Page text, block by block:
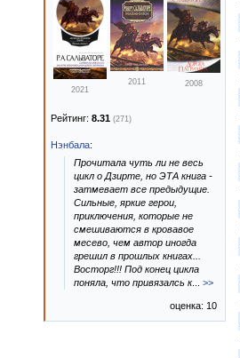
2021
2011 2008
Рейтинг: 8.31 (271)
Нэнбала:
Прочитала чуть ли не весь
цикл о Дзирте, но ЭТА книга -
затмевает все предыдущие.
Сильные, яркие герои,
приключения, которые не
смешиваются в кровавое
месево, чем автор иногда
грешил в прошлых книгах...
Восторг!!! Под конец цикла
поняла, что привязалсь к... >>
оценка: 10